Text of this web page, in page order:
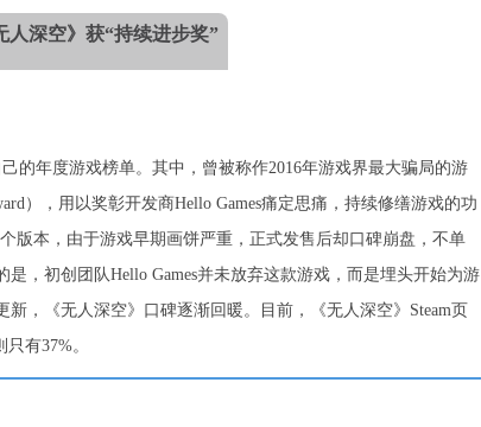
人深空》获“持续进步奖”
的年度游戏榜单。其中，曾被称作2016年游戏界最大骗局的游
），用以奖彰开发商Hello Games痛定思痛，持续修缮游戏的功
个版本，由于游戏早期画饼严重，正式发售后却口碑崩盘，不单
，初创团队Hello Games并未放弃这款游戏，而是埋头开始为游
，《无人深空》口碑逐渐回暖。目前，《无人深空》Steam页
有37%。